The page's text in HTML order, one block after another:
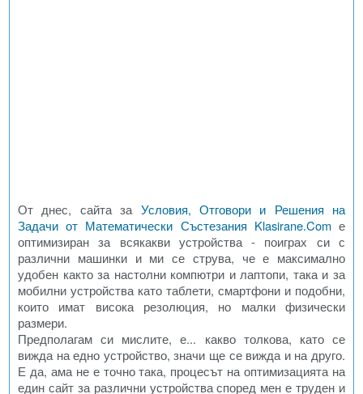
От днес, сайта за Условия, Отговори и Решения на
Задачи от Математически Състезания Klasirane.Comе
оптимизиран за всякакви устройства - поиграх си с
различни машинки и ми се струва, че е максимално
удобен както за настолни компютри и лаптопи, така и за
мобилни устройства като таблети, смартфони и подобни,
които имат висока резолюция, но малки физически
размери.
Предполагам си мислите, е... какво толкова, като се
вижда на едно устройство, значи ще се вижда и на друго.
Е да, ама не е точно така, процесът на оптимизацията на
един сайт за различни устройства според мен е труден и